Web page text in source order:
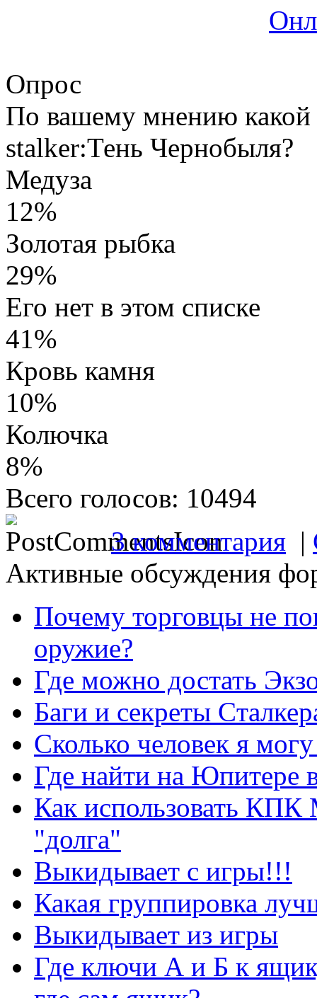
Опрос
По вашему мнению
stalker:Тень Чернобыля?
Медуза
12%
Золотая рыбка
29%
Его нет в этом списке
41%
Кровь камня
10%
Колючка
8%
Всего голосов: 10494
3 комментария |
Активные обсуждения
Почему торговцы не
оружие?
Где можно достать
Баги и секреты
Сколько человек я
Где найти на Юпитере
Как использовать
"долга"
Выкидывает с игры!!!
Какая группировка
Выкидывает из игры
Где ключи А и Б к